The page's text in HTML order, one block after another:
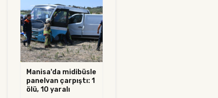
Manisa'da midibüsle
panelvan çarpıştı: 1
ölü, 10 yaralı